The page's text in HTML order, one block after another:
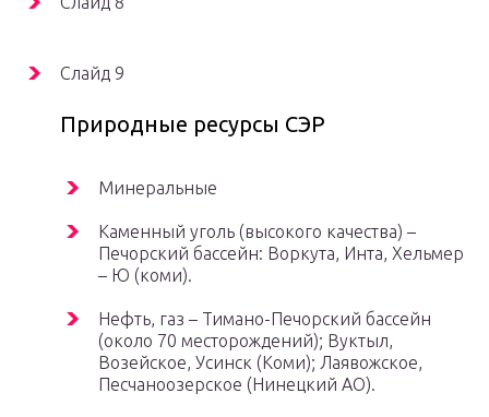
Слайд 9
Природные ресурсы СЭР
Минеральные
Каменный уголь (высокого качества) –
Печорский бассейн: Воркута, Инта, Хельмер
– Ю (коми).
Нефть, газ – Тимано-Печорский бассейн
(около 70 месторождений); Вуктыл,
Возейское, Усинск (Коми); Лаявожское,
Песчаноозерское (Нинецкий АО).